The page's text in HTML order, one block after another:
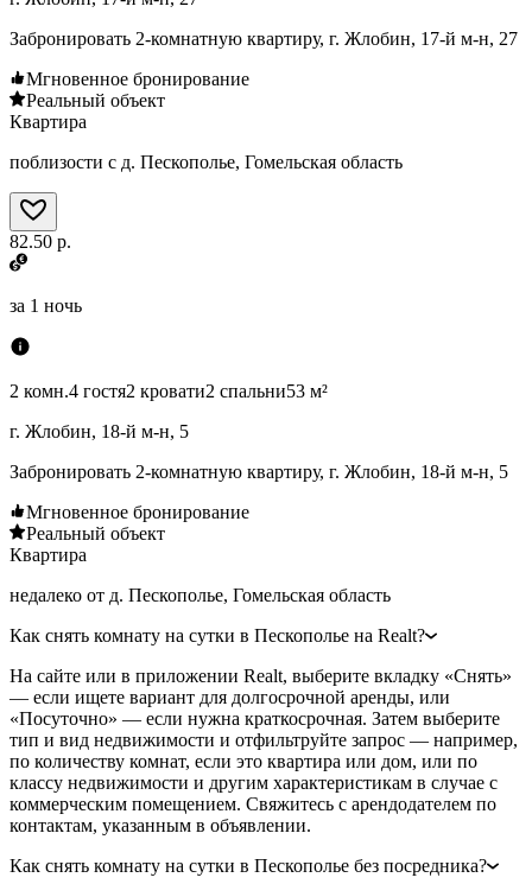
Забронировать 2-комнатную квартиру, г. Жлобин, 17-й м-н, 27
Мгновенное бронирование
Реальный объект
Квартира
поблизости с д. Пескополье, Гомельская область
82.50 р.
за 1 ночь
2 комн.4 гостя2 кровати2 спальни53 м²
г. Жлобин, 18-й м-н, 5
Забронировать 2-комнатную квартиру, г. Жлобин, 18-й м-н, 5
Мгновенное бронирование
Реальный объект
Квартира
недалеко от д. Пескополье, Гомельская область
Как снять комнату на сутки в Пескополье на Realt?
На сайте или в приложении Realt, выберите вкладку «Снять»
— если ищете вариант для долгосрочной аренды, или
«Посуточно» — если нужна краткосрочная. Затем выберите
тип и вид недвижимости и отфильтруйте запрос — например,
по количеству комнат, если это квартира или дом, или по
классу недвижимости и другим характеристикам в случае с
коммерческим помещением. Свяжитесь с арендодателем по
контактам, указанным в объявлении.
Как снять комнату на сутки в Пескополье без посредника?